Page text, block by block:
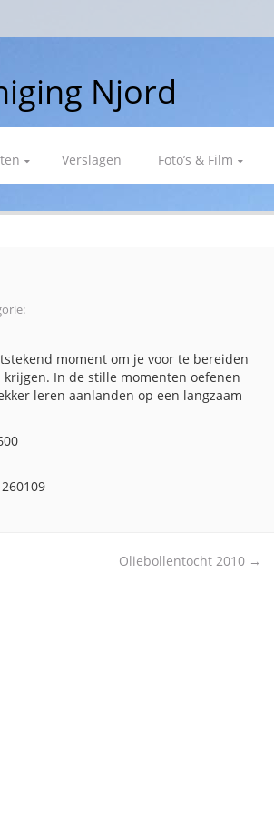
Njord
Verslagen Foto’s & Film
moment om je voor te bereiden
In de stille momenten oefenen
leren aanlanden op een langzaam
Oliebollentocht 2010 →